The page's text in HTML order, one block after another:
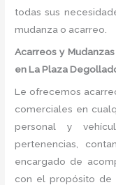
todas sus
mudanza o acarreo.
Acarreos y
en La Plaza
Le ofrecemos
comerciales en
personal y
pertenencias,
encargado de
con el propósito de